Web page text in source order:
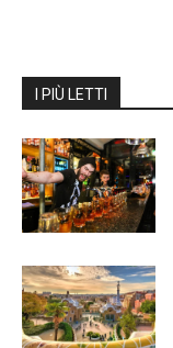
I PIÙ LETTI